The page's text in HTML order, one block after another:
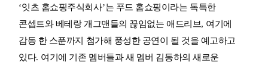
‘잇츠 홈쇼핑주식회사’는 푸드 홈쇼핑이라는 독특한
콘셉트와 베테랑 개그맨들의 끊임없는 애드리브, 여기에
감동 한 스푼까지 첨가해 풍성한 공연이 될 것을 예고하고
있다. 여기에 기존 멤버들과 새 멤버 김동하의 새로운